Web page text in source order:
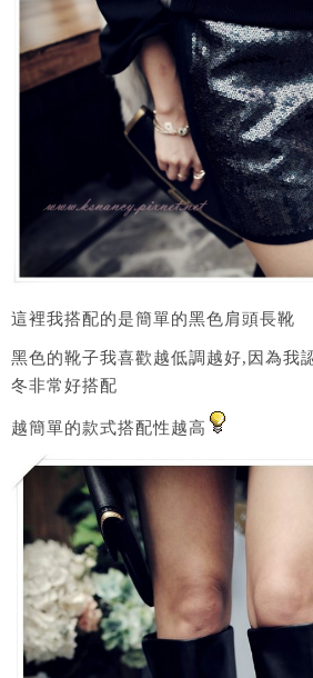
這裡我搭配的是簡單的黑色肩頭長靴
黑色的靴子我喜歡越低調越好,因為我
冬非常好搭配
越簡單的款式搭配性越高